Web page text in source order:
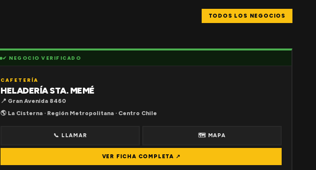
TODOS LOS NEGOCIOS
✔ NEGOCIO VERIFICADO
CAFETERÍA
HELADERÍA STA. MEMÉ
📍 Gran Avenida 8460
🌎 La Cisterna · Región Metropolitana · Centro Chile
📞 LLAMAR 🗺 MAPA
VER FICHA COMPLETA ↗